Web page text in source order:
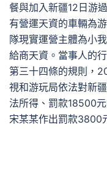
餐與加入新疆12日游
有營運天資的車輛為
隊現實運營主體為小
給商天資。當事人的
第三十四條的規則，
視和游玩局依法對新
法所得、罰款18500
宋某某作出罰款3800